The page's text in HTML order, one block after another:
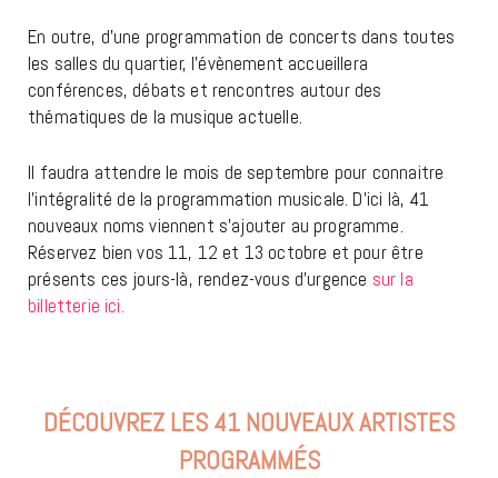
En outre, d’une programmation de concerts dans toutes
les salles du quartier, l’évènement accueillera
conférences, débats et rencontres autour des
thématiques de la musique actuelle.
Il faudra attendre le mois de septembre pour connaitre
l’intégralité de la programmation musicale. D’ici là, 41
nouveaux noms viennent s’ajouter au programme.
Réservez bien vos 11, 12 et 13 octobre et pour être
présents ces jours-là, rendez-vous d’urgence sur la
billetterie ici.
DÉCOUVREZ LES 41 NOUVEAUX ARTISTES
PROGRAMMÉS